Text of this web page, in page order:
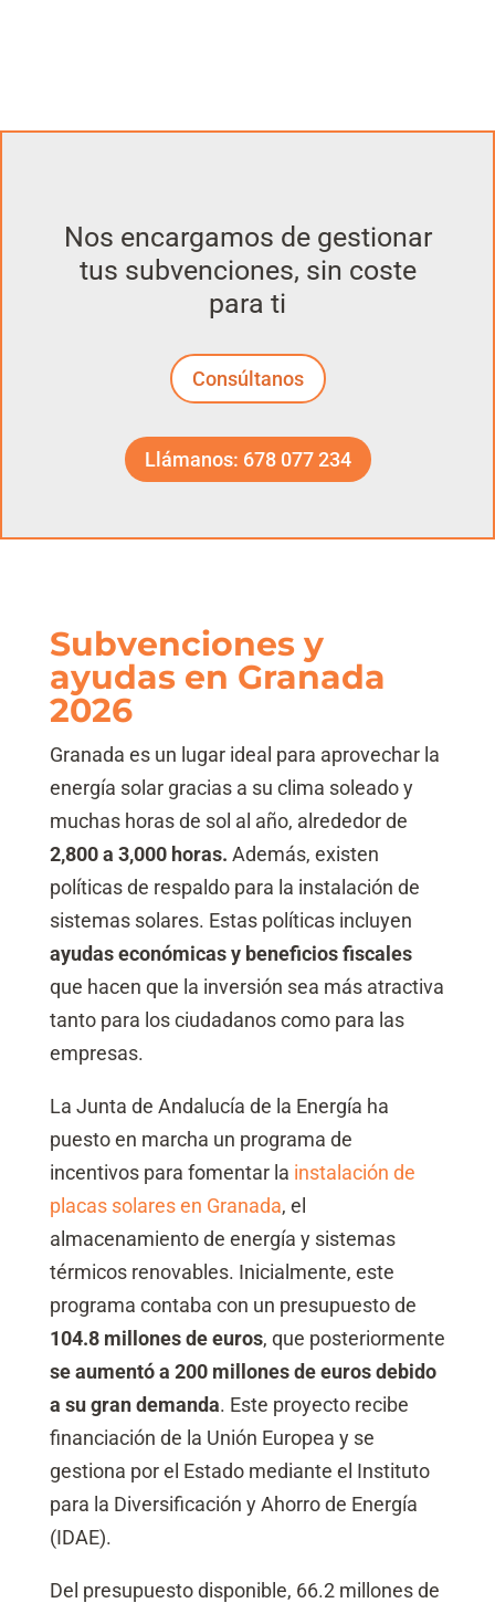
Nos encargamos de gestionar
tus subvenciones, sin coste
para ti
Consúltanos
Llámanos: 678 077 234
Subvenciones y
ayudas en Granada
2026
Granada es un lugar ideal para aprovechar la
energía solar gracias a su clima soleado y
muchas horas de sol al año, alrededor de
2,800 a 3,000 horas. Además, existen
políticas de respaldo para la instalación de
sistemas solares. Estas políticas incluyen
ayudas económicas y beneficios fiscales
que hacen que la inversión sea más atractiva
tanto para los ciudadanos como para las
empresas.
La Junta de Andalucía de la Energía ha
puesto en marcha un programa de
incentivos para fomentar la instalación de
placas solares en Granada, el
almacenamiento de energía y sistemas
térmicos renovables. Inicialmente, este
programa contaba con un presupuesto de
104.8 millones de euros, que posteriormente
se aumentó a 200 millones de euros debido
a su gran demanda. Este proyecto recibe
financiación de la Unión Europea y se
gestiona por el Estado mediante el Instituto
para la Diversificación y Ahorro de Energía
(IDAE).
Del presupuesto disponible, 66.2 millones de